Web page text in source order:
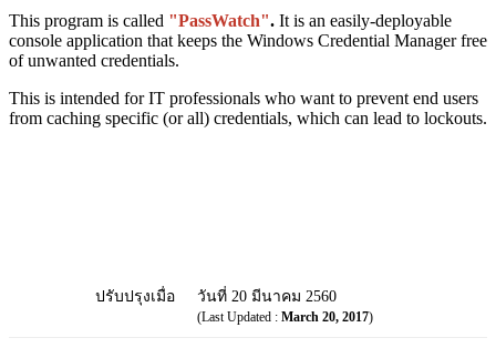
This program is called "PassWatch". It is an easily-deployable
console application that keeps the Windows Credential Manager free
of unwanted credentials.
This is intended for IT professionals who want to prevent end users
from caching specific (or all) credentials, which can lead to lockouts.
ปรับปรุงเมื่อ วันที่ 20 มีนาคม 2560
(Last Updated : March 20, 2017)